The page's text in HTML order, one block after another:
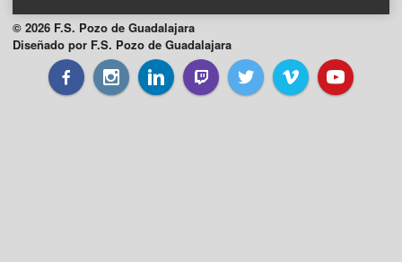
© 2026 F.S. Pozo de Guadalajara
Diseñado por F.S. Pozo de Guadalajara